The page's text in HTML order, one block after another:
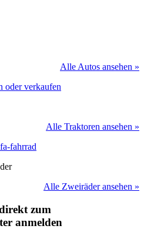
Alle Autos ansehen »
Alle Traktoren ansehen »
Alle Zweiräder ansehen »
zum
anmelden